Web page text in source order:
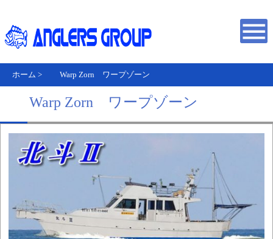
ホーム > Warp Zorn ワープゾーン
Warp Zorn ワープゾーン